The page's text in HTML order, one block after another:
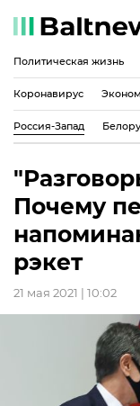
Политическая жизнь
Коронавирус
Россия-Запад
Почему
рэкет
21 мая 2021 | 10:02